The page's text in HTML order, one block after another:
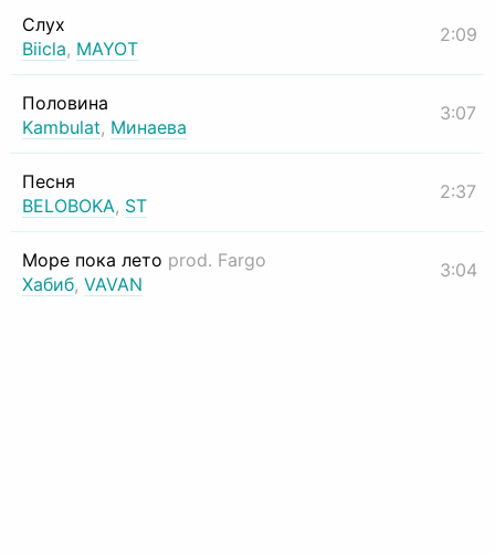
Слух
Biicla, MAYOT
2:09
Половина
Kambulat, Минаева
3:07
Песня
BELOBOKA, ST
2:37
Море пока лето prod. Fargo
Хабиб, VAVAN
3:04